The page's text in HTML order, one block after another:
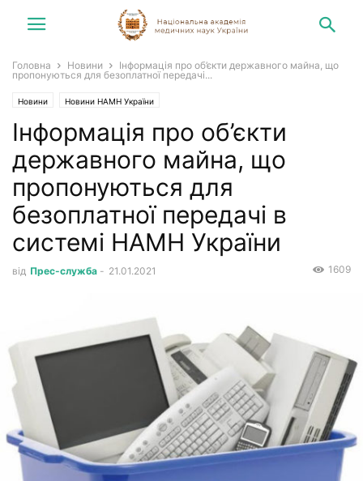
Головна Новини
Інформація про об’єкти державного майна, що
пропонуються для безоплатної передачі...
Новини Новини НАМН України
Інформація про об’єкти
державного майна, що
пропонуються для
безоплатної передачі в
системі НАМН України
від Прес-служба - 21.01.2021 1609